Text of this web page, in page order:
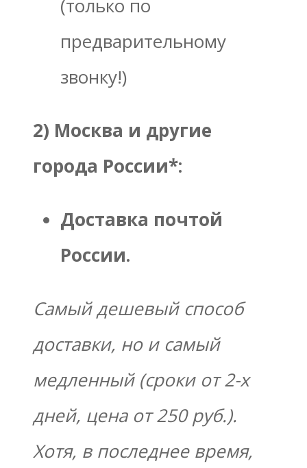
(только по
предварительному
звонку!)
2) Москва и другие
города России*:
Доставка почтой
России.
Самый дешевый способ
доставки, но и самый
медленный (сроки от 2-х
дней, цена от 250 руб.).
Хотя, в последнее время,